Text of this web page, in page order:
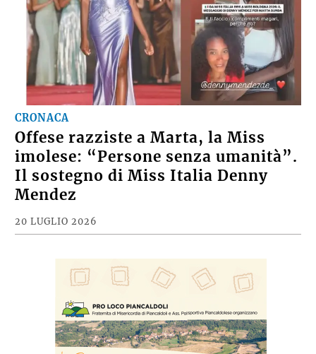
CRONACA
Offese razziste a Marta, la Miss
imolese: “Persone senza umanità”.
Il sostegno di Miss Italia Denny
Mendez
20 LUGLIO 2026